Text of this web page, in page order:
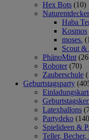
Hex Bots (10)
Naturentdecker
Haba
Kosmos
moses.
Scout
PhänoMint
Roboter (70)
Zauberschule
Geburtstagsparty
Latexballons
Partydeko
Spielideen &
Teller,